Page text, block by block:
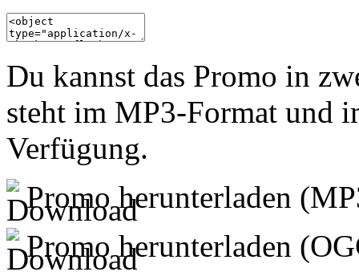
Du kannst das Promo in
steht im MP3-Format und
Verfügung.
Promo herunterladen
Promo herunterladen (